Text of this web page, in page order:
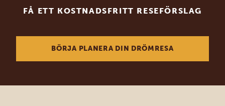
FÅ ETT KOSTNADSFRITT RESEFÖRSLAG
BÖRJA PLANERA DIN DRÖMRESA